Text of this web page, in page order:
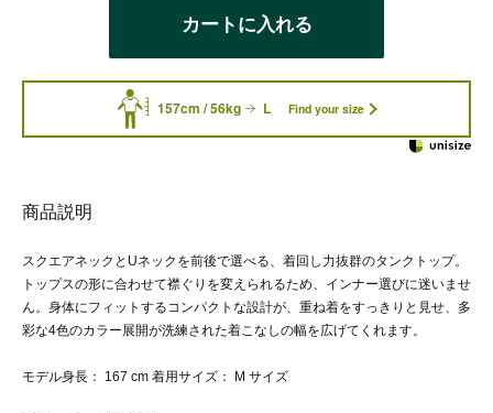
カートに入れる
157cm / 56kg L Find your size
商品説明
スクエアネックとUネックを前後で選べる、着回し力抜群のタンクトップ。
トップスの形に合わせて襟ぐりを変えられるため、インナー選びに迷いませ
ん。身体にフィットするコンパクトな設計が、重ね着をすっきりと見せ、多
彩な4色のカラー展開が洗練された着こなしの幅を広げてくれます。
モデル身長： 167 cm 着用サイズ： M サイズ